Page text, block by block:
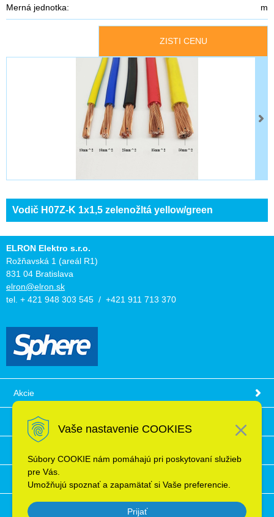
Vaše nastavenie COOKIES
Súbory COOKIE nám pomáhajú pri poskytovaní služieb
pre Vás.
Umožňujú spoznať a zapamätať si Vaše preferencie.
Prijať
Merná jednotka: m
ZISTI CENU
Vodič H07Z-K 1x1,5 zelenožltá yellow/green
ELRON Elektro s.r.o.
Rožňavská 1 (areál R1)
831 04 Bratislava
elron@elron.sk
tel. + 421 948 303 545 / +421 911 713 370
Akcie
Obchodné podmienky
Ochrana osobných údajov